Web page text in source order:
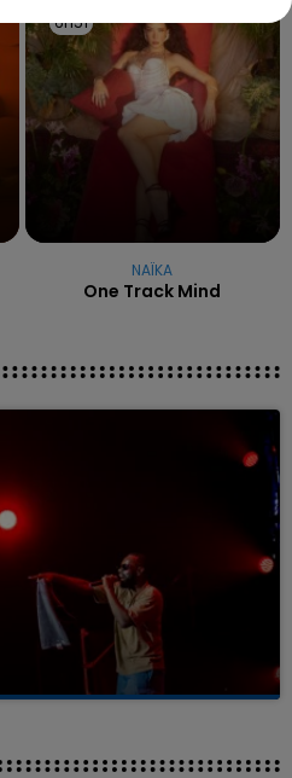
6h51
6h51
NAÏKA
One Track Mind